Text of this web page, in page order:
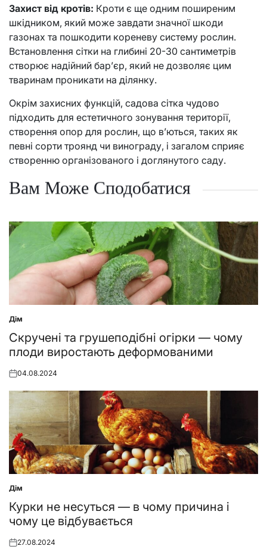
Захист від кротів: Кроти є ще одним поширеним
шкідником, який може завдати значної шкоди
газонах та пошкодити кореневу систему рослин.
Встановлення сітки на глибині 20-30 сантиметрів
створює надійний бар’єр, який не дозволяє цим
тваринам проникати на ділянку.
Окрім захисних функцій, садова сітка чудово
підходить для естетичного зонування території,
створення опор для рослин, що в’ються, таких як
певні сорти троянд чи винограду, і загалом сприяє
створенню організованого і доглянутого саду.
Вам Може Сподобатися
Posted
in
Дім
Скручені та грушеподібні огірки — чому
плоди виростають деформованими
Posted
04.08.2024
Posted
in
Дім
Курки не несуться — в чому причина і
чому це відбувається
Posted
27.08.2024